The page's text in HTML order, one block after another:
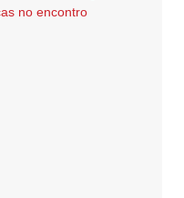
no encontro